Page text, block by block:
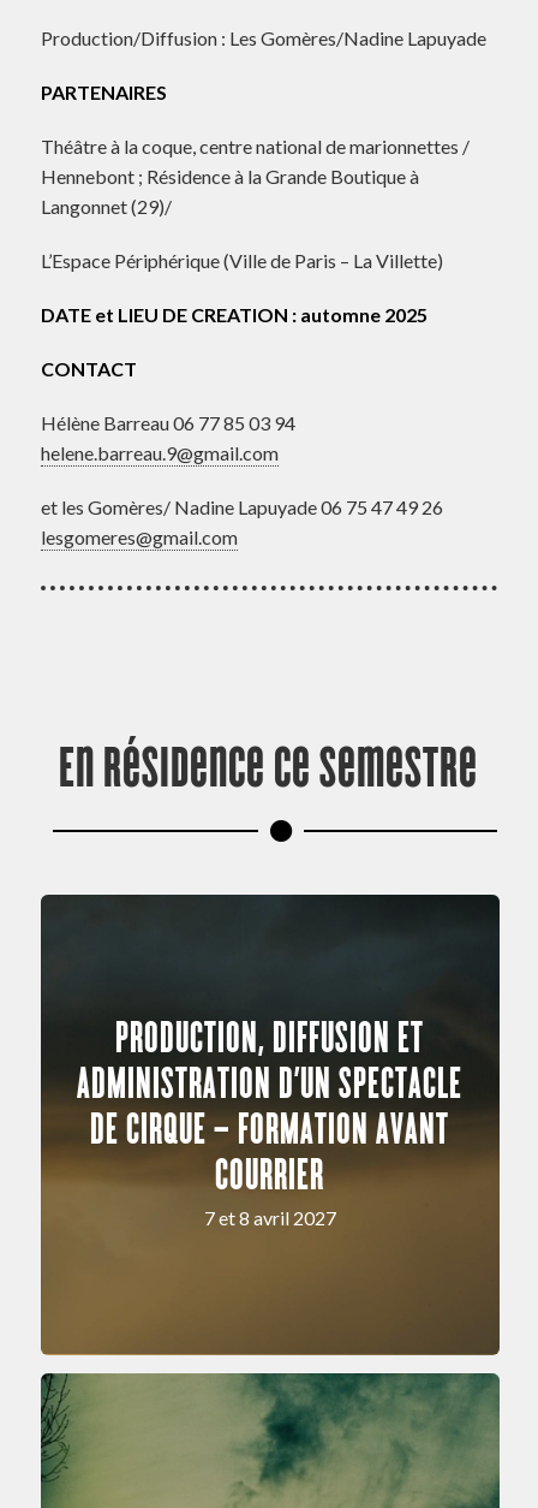
Production/Diffusion : Les Gomères/Nadine Lapuyade
PARTENAIRES
Théâtre à la coque, centre national de marionnettes /
Hennebont ; Résidence à la Grande Boutique à
Langonnet (29)/
L’Espace Périphérique (Ville de Paris – La Villette)
DATE et LIEU DE CREATION : automne 2025
CONTACT
Hélène Barreau 06 77 85 03 94
helene.barreau.9@gmail.com
et les Gomères/ Nadine Lapuyade 06 75 47 49 26
lesgomeres@gmail.com
En résidence ce semestre
PRODUCTION, DIFFUSION ET
ADMINISTRATION D’UN SPECTACLE
DE CIRQUE – FORMATION AVANT
COURRIER
7 et 8 avril 2027